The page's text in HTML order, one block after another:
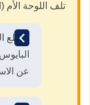
تلف اللوحة الأم (Motherboard). اطلب المساعدة فوراً إذا:
انقطع
عن